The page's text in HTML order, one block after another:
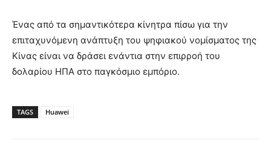
Ένας από τα σημαντικότερα κίνητρα πίσω για την
επιταχυνόμενη ανάπτυξη του ψηφιακού νομίσματος της
Κίνας είναι να δράσει ενάντια στην επιρροή του
δολαρίου ΗΠΑ στο παγκόσμιο εμπόριο.
TAGS Huawei